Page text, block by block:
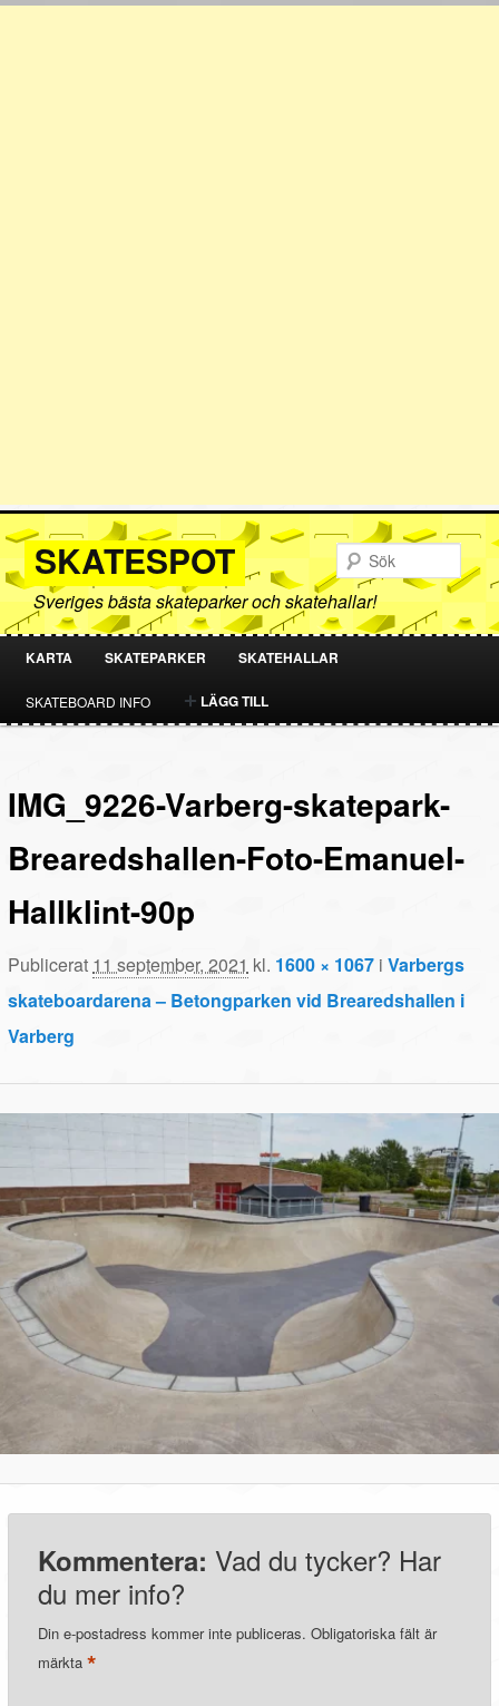
SKATESPOT
Sveriges bästa skateparker och skatehallar!
HOPPA
TILL
INNEHÅLL
HOPPA
TILL
INNEHÅLL
KARTA SKATEPARKER SKATEHALLAR
SKATEBOARD INFO LÄGG TILL
IMG_9226-Varberg-skatepark-
Brearedshallen-Foto-Emanuel-
Hallklint-90p
Publicerat 11 september, 2021 kl. 1600 × 1067 iVarbergs
skateboardarena – Betongparken vid Brearedshallen i
Varberg
Kommentera: Vad du tycker? Har
du mer info?
Din e-postadress kommer inte publiceras. Obligatoriska fält är
märkta*